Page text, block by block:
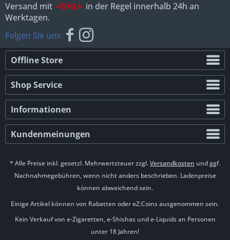
Versand mit =DHL= in der Regel innerhalb 24h an
Werktagen.
Folgen Sie uns
Offline Store
Shop Service
Informationen
Kundenmeinungen
* Alle Preise inkl. gesetzl. Mehrwertsteuer zzgl.Versandkosten und ggf.
Nachnahmegebühren, wenn nicht anders beschrieben. Ladenpreise
können abweichend sein.
Einige Artikel können von Rabatten oder eZ:Coins ausgenommen sein.
Kein Verkauf von e-Zigaretten, e-Shishas und e-Liquids an Personen
unter 18 Jahren!